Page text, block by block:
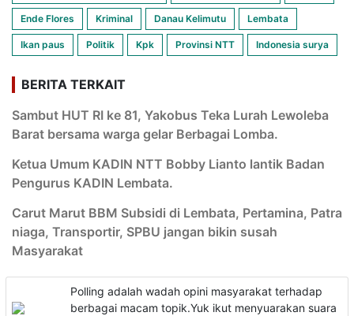
Ende Flores Kriminal Danau Kelimutu Lembata
Ikan paus Politik Kpk Provinsi NTT Indonesia surya
BERITA TERKAIT
Sambut HUT RI ke 81, Yakobus Teka Lurah Lewoleba
Barat bersama warga gelar Berbagai Lomba.
Ketua Umum KADIN NTT Bobby Lianto lantik Badan
Pengurus KADIN Lembata.
Carut Marut BBM Subsidi di Lembata, Pertamina, Patra
niaga, Transportir, SPBU jangan bikin susah
Masyarakat
Polling adalah wadah opini masyarakat terhadap
berbagai macam topik.Yuk ikut menyuarakan suara